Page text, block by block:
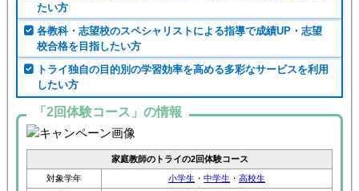
たい方
各教科・志望校のスペシャリストによる指導で成績UP・志望
校合格を目指したい方
トライ独自の目的別の学習効率を高める多彩なサービスを利用
したい方
「2回体験コース」の情報
家庭教師のトライの2回体験コース
対象学年
小学生 ・ 中学生 ・ 高校生